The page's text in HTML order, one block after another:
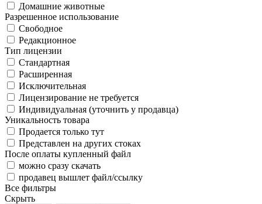
Домашние животные
Разрешенное использование
Свободное
Редакционное
Тип лицензии
Стандартная
Расширенная
Исключительная
Лицензирование не требуется
Индивидуальная (уточнить у продавца)
Уникальность товара
Продается только тут
Представлен на других стоках
После оплаты купленный файл
можно сразу скачать
продавец вышлет файл/ссылку
Все фильтры
Скрыть